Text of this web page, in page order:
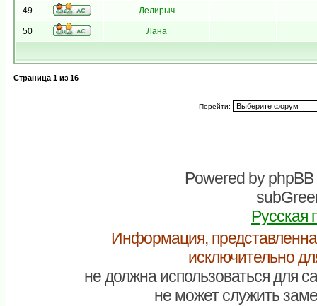
49 Делирыч
50 Лана
Страница 1 из 16
Перейти:
Powered byphpBB
Русская
Информация,
исключительно
не должна использоваться для
не может служить